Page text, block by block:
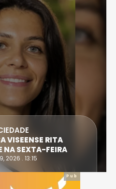
VISEENSE RITA
NA SEXTA-FEIRA
2026 . 13:15
Pub